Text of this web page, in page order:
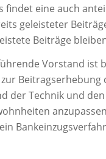
findet eine auch
geleisteter
Beiträge
Vorstand ist
Beitragserhebung
der Technik und